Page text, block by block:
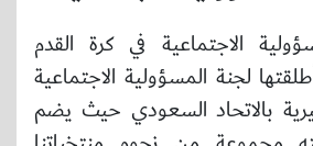
الاجتماعية في كرة القدم
لجنة المسؤولية الاجتماعية
بالاتحاد السعودي حيث يضم